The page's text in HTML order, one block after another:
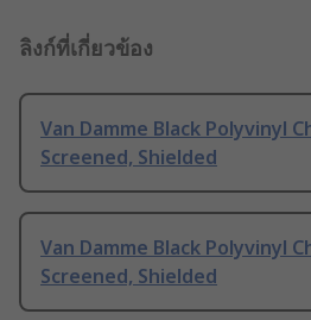
ลิงก์ที่เกี่ยวข้อง
Van Damme Black Polyvinyl
Screened, Shielded
Van Damme Black Polyvinyl
Screened, Shielded